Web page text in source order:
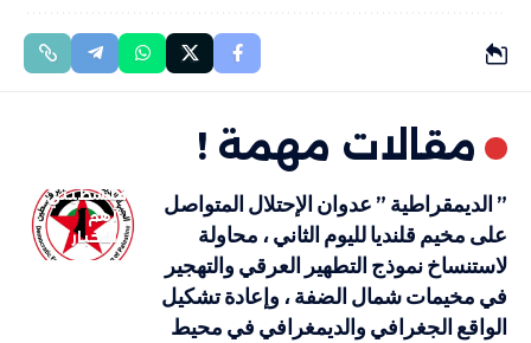
مقالات مهمة !
فلسطيني
أهم
الاخبار
” الديمقراطية ” عدوان الإحتلال المتواصل
على مخيم قلنديا لليوم الثاني ، محاولة
لاستنساخ نموذج التطهير العرقي والتهجير
في مخيمات شمال الضفة ، وإعادة تشكيل
الواقع الجغرافي والديمغرافي في محيط